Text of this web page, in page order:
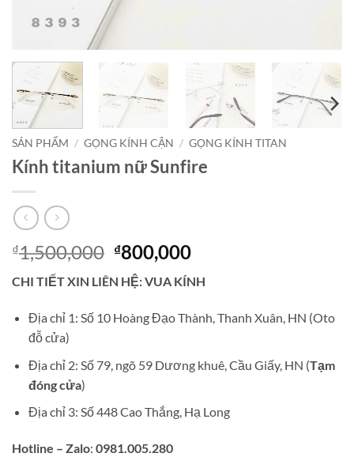
SẢN PHẨM / GỌNG KÍNH CẬN / GỌNG KÍNH TITAN
Kính titanium nữ Sunfire
₫1,500,000 Giá
gốc
là:
₫1,500,000.
₫800,000Giá
tại
là:
₫800,000.
CHI TIẾT XIN LIÊN HỆ: VUA KÍNH
Địa chỉ 1: Số 10 Hoàng Đạo Thành, Thanh Xuân, HN (Oto
đỗ cửa)
Địa chỉ 2: Số 79, ngõ 59 Dương khuê, Cầu Giấy, HN (Tạm
đóng cửa)
Địa chỉ 3: Số 448 Cao Thắng, Hạ Long
Hotline – Zalo: 0981.005.280